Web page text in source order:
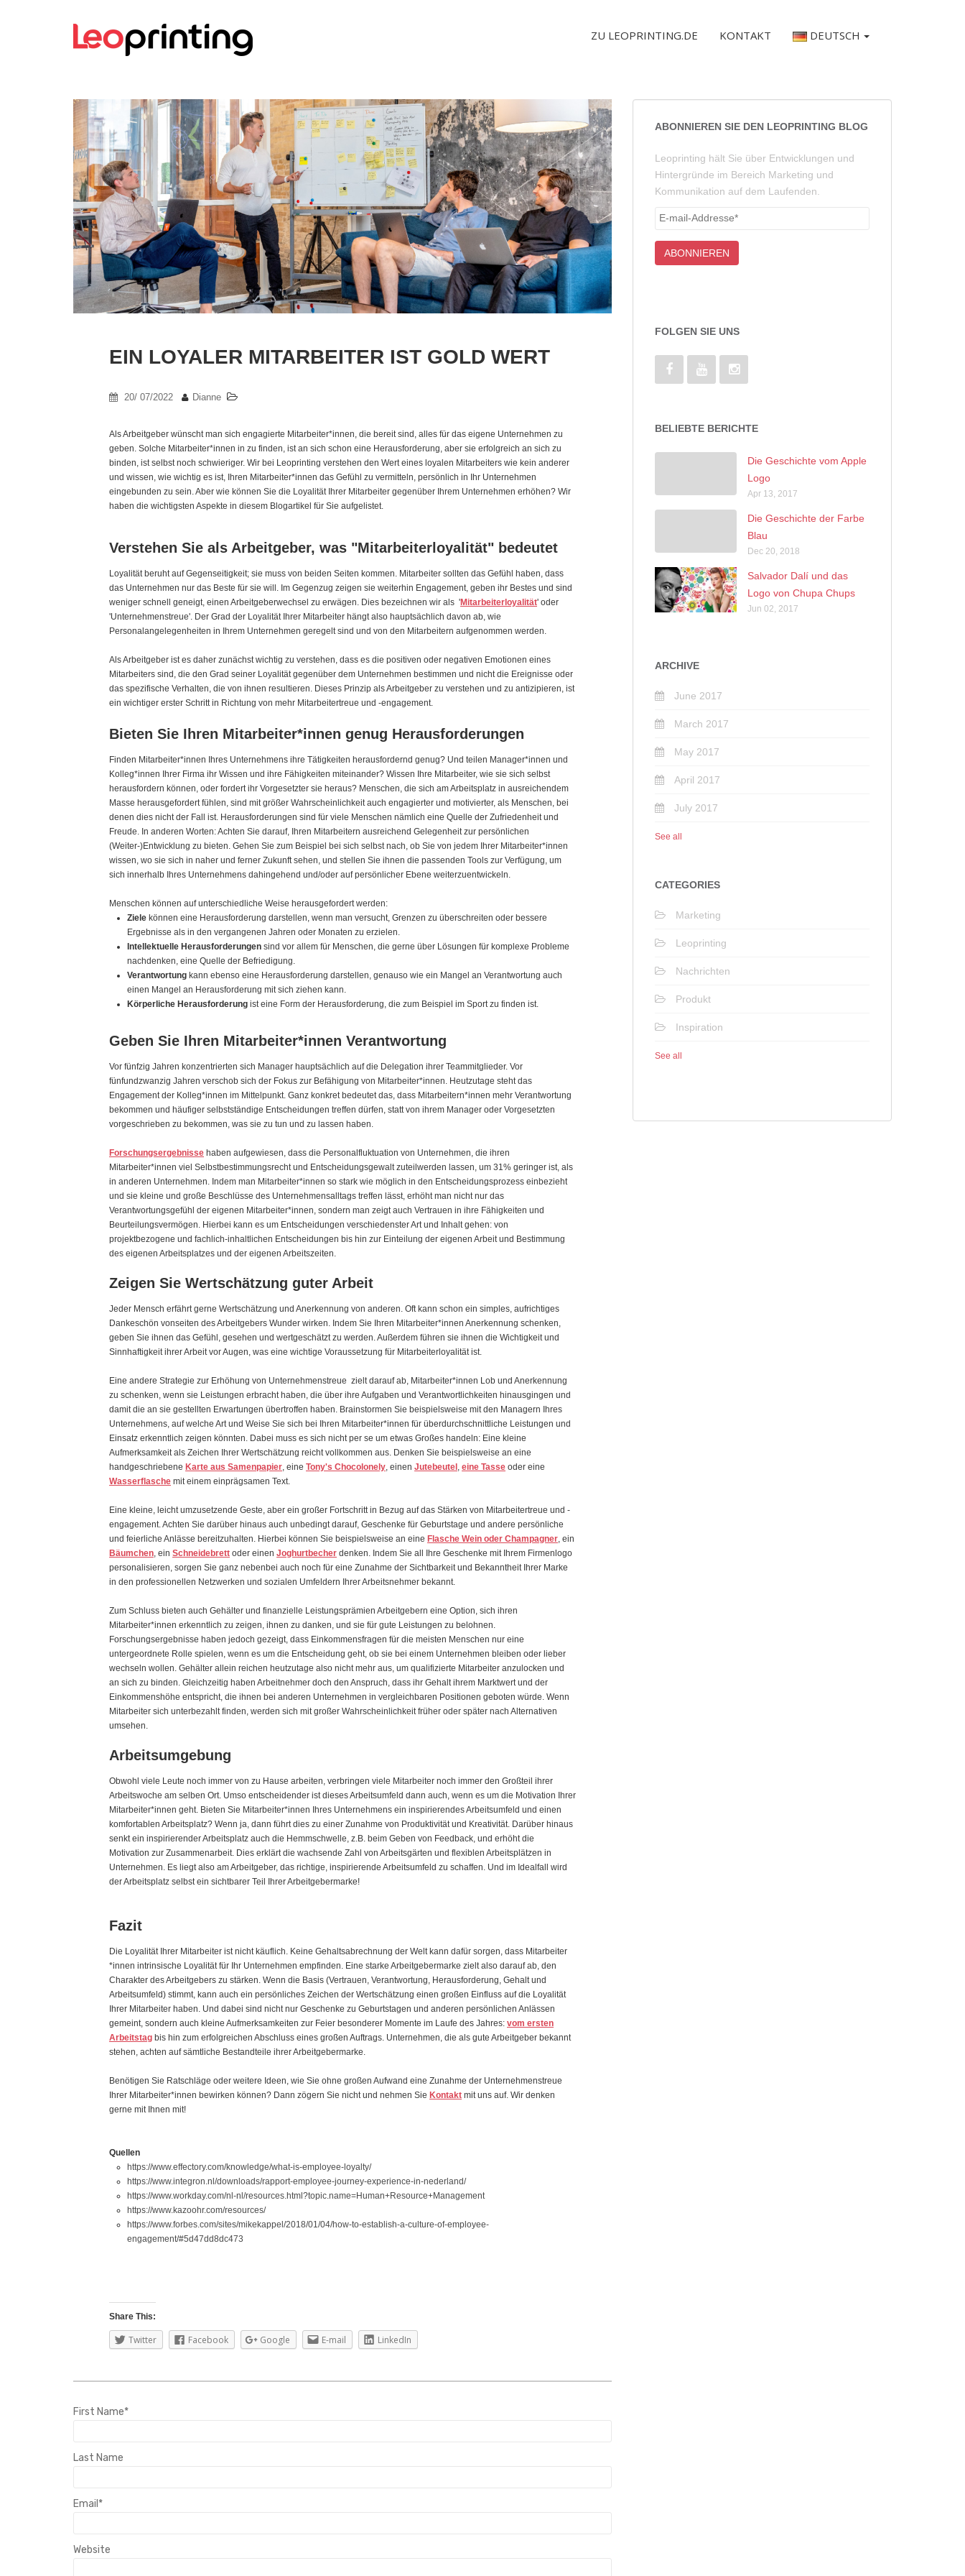
ZU LEOPRINTING.DE KONTAKT DEUTSCH
EIN LOYALER MITARBEITER IST GOLD WERT
20/ 07/2022 Dianne
Als Arbeitgeber wünscht man sich engagierte Mitarbeiter*innen, die bereit sind, alles für das eigene Unternehmen zu
geben. Solche Mitarbeiter*innen in zu finden, ist an sich schon eine Herausforderung, aber sie erfolgreich an sich zu
binden, ist selbst noch schwieriger. Wir bei Leoprinting verstehen den Wert eines loyalen Mitarbeiters wie kein anderer
und wissen, wie wichtig es ist, Ihren Mitarbeiter*innen das Gefühl zu vermitteln, persönlich in Ihr Unternehmen
eingebunden zu sein. Aber wie können Sie die Loyalität Ihrer Mitarbeiter gegenüber Ihrem Unternehmen erhöhen? Wir
haben die wichtigsten Aspekte in diesem Blogartikel für Sie aufgelistet.
Verstehen Sie als Arbeitgeber, was "Mitarbeiterloyalität" bedeutet
Loyalität beruht auf Gegenseitigkeit; sie muss von beiden Seiten kommen. Mitarbeiter sollten das Gefühl haben, dass
das Unternehmen nur das Beste für sie will. Im Gegenzug zeigen sie weiterhin Engagement, geben ihr Bestes und sind
weniger schnell geneigt, einen Arbeitgeberwechsel zu erwägen. Dies bezeichnen wir als 'Mitarbeiterloyalität' oder
'Unternehmenstreue'. Der Grad der Loyalität Ihrer Mitarbeiter hängt also hauptsächlich davon ab, wie
Personalangelegenheiten in Ihrem Unternehmen geregelt sind und von den Mitarbeitern aufgenommen werden.
Als Arbeitgeber ist es daher zunächst wichtig zu verstehen, dass es die positiven oder negativen Emotionen eines
Mitarbeiters sind, die den Grad seiner Loyalität gegenüber dem Unternehmen bestimmen und nicht die Ereignisse oder
das spezifische Verhalten, die von ihnen resultieren. Dieses Prinzip als Arbeitgeber zu verstehen und zu antizipieren, ist
ein wichtiger erster Schritt in Richtung von mehr Mitarbeitertreue und -engagement.
Bieten Sie Ihren Mitarbeiter*innen genug Herausforderungen
Finden Mitarbeiter*innen Ihres Unternehmens ihre Tätigkeiten herausfordernd genug? Und teilen Manager*innen und
Kolleg*innen Ihrer Firma ihr Wissen und ihre Fähigkeiten miteinander? Wissen Ihre Mitarbeiter, wie sie sich selbst
herausfordern können, oder fordert ihr Vorgesetzter sie heraus? Menschen, die sich am Arbeitsplatz in ausreichendem
Masse herausgefordert fühlen, sind mit größer Wahrscheinlichkeit auch engagierter und motivierter, als Menschen, bei
denen dies nicht der Fall ist. Herausforderungen sind für viele Menschen nämlich eine Quelle der Zufriedenheit und
Freude. In anderen Worten: Achten Sie darauf, Ihren Mitarbeitern ausreichend Gelegenheit zur persönlichen
(Weiter-)Entwicklung zu bieten. Gehen Sie zum Beispiel bei sich selbst nach, ob Sie von jedem Ihrer Mitarbeiter*innen
wissen, wo sie sich in naher und ferner Zukunft sehen, und stellen Sie ihnen die passenden Tools zur Verfügung, um
sich innerhalb Ihres Unternehmens dahingehend und/oder auf persönlicher Ebene weiterzuentwickeln.
Menschen können auf unterschiedliche Weise herausgefordert werden:
Ziele können eine Herausforderung darstellen, wenn man versucht, Grenzen zu überschreiten oder bessere
Ergebnisse als in den vergangenen Jahren oder Monaten zu erzielen.
Intellektuelle Herausforderungen sind vor allem für Menschen, die gerne über Lösungen für komplexe Probleme
nachdenken, eine Quelle der Befriedigung.
Verantwortung kann ebenso eine Herausforderung darstellen, genauso wie ein Mangel an Verantwortung auch
einen Mangel an Herausforderung mit sich ziehen kann.
Körperliche Herausforderung ist eine Form der Herausforderung, die zum Beispiel im Sport zu finden ist.
Geben Sie Ihren Mitarbeiter*innen Verantwortung
Vor fünfzig Jahren konzentrierten sich Manager hauptsächlich auf die Delegation ihrer Teammitglieder. Vor
fünfundzwanzig Jahren verschob sich der Fokus zur Befähigung von Mitarbeiter*innen. Heutzutage steht das
Engagement der Kolleg*innen im Mittelpunkt. Ganz konkret bedeutet das, dass Mitarbeitern*innen mehr Verantwortung
bekommen und häufiger selbstständige Entscheidungen treffen dürfen, statt von ihrem Manager oder Vorgesetzten
vorgeschrieben zu bekommen, was sie zu tun und zu lassen haben.
Forschungsergebnisse haben aufgewiesen, dass die Personalfluktuation von Unternehmen, die ihren
Mitarbeiter*innen viel Selbstbestimmungsrecht und Entscheidungsgewalt zuteilwerden lassen, um 31% geringer ist, als
in anderen Unternehmen. Indem man Mitarbeiter*innen so stark wie möglich in den Entscheidungsprozess einbezieht
und sie kleine und große Beschlüsse des Unternehmensalltags treffen lässt, erhöht man nicht nur das
Verantwortungsgefühl der eigenen Mitarbeiter*innen, sondern man zeigt auch Vertrauen in ihre Fähigkeiten und
Beurteilungsvermögen. Hierbei kann es um Entscheidungen verschiedenster Art und Inhalt gehen: von
projektbezogene und fachlich-inhaltlichen Entscheidungen bis hin zur Einteilung der eigenen Arbeit und Bestimmung
des eigenen Arbeitsplatzes und der eigenen Arbeitszeiten.
Zeigen Sie Wertschätzung guter Arbeit
Jeder Mensch erfährt gerne Wertschätzung und Anerkennung von anderen. Oft kann schon ein simples, aufrichtiges
Dankeschön vonseiten des Arbeitgebers Wunder wirken. Indem Sie Ihren Mitarbeiter*innen Anerkennung schenken,
geben Sie ihnen das Gefühl, gesehen und wertgeschätzt zu werden. Außerdem führen sie ihnen die Wichtigkeit und
Sinnhaftigkeit ihrer Arbeit vor Augen, was eine wichtige Voraussetzung für Mitarbeiterloyalität ist.
Eine andere Strategie zur Erhöhung von Unternehmenstreue zielt darauf ab, Mitarbeiter*innen Lob und Anerkennung
zu schenken, wenn sie Leistungen erbracht haben, die über ihre Aufgaben und Verantwortlichkeiten hinausgingen und
damit die an sie gestellten Erwartungen übertroffen haben. Brainstormen Sie beispielsweise mit den Managern Ihres
Unternehmens, auf welche Art und Weise Sie sich bei Ihren Mitarbeiter*innen für überdurchschnittliche Leistungen und
Einsatz erkenntlich zeigen könnten. Dabei muss es sich nicht per se um etwas Großes handeln: Eine kleine
Aufmerksamkeit als Zeichen Ihrer Wertschätzung reicht vollkommen aus. Denken Sie beispielsweise an eine
handgeschriebene Karte aus Samenpapier , eine Tony's Chocolonely , einen Jutebeutel eine Tasse oder eine
Wasserflasche mit einem einprägsamen Text.
Eine kleine, leicht umzusetzende Geste, aber ein großer Fortschritt in Bezug auf das Stärken von Mitarbeitertreue und -
engagement. Achten Sie darüber hinaus auch unbedingt darauf, Geschenke für Geburtstage und andere persönliche
und feierliche Anlässe bereitzuhalten. Hierbei können Sie beispielsweise an eine Flasche Wein oder Champagner , ein
Bäumchen , ein Schneidebrett oder einen Joghurtbecher denken. Indem Sie all Ihre Geschenke mit Ihrem Firmenlogo
personalisieren, sorgen Sie ganz nebenbei auch noch für eine Zunahme der Sichtbarkeit und Bekanntheit Ihrer Marke
in den professionellen Netzwerken und sozialen Umfeldern Ihrer Arbeitsnehmer bekannt.
Zum Schluss bieten auch Gehälter und finanzielle Leistungsprämien Arbeitgebern eine Option, sich ihren
Mitarbeiter*innen erkenntlich zu zeigen, ihnen zu danken, und sie für gute Leistungen zu belohnen.
Forschungsergebnisse haben jedoch gezeigt, dass Einkommensfragen für die meisten Menschen nur eine
untergeordnete Rolle spielen, wenn es um die Entscheidung geht, ob sie bei einem Unternehmen bleiben oder lieber
wechseln wollen. Gehälter allein reichen heutzutage also nicht mehr aus, um qualifizierte Mitarbeiter anzulocken und
an sich zu binden. Gleichzeitig haben Arbeitnehmer doch den Anspruch, dass ihr Gehalt ihrem Marktwert und der
Einkommenshöhe entspricht, die ihnen bei anderen Unternehmen in vergleichbaren Positionen geboten würde. Wenn
Mitarbeiter sich unterbezahlt finden, werden sich mit großer Wahrscheinlichkeit früher oder später nach Alternativen
umsehen.
Arbeitsumgebung
Obwohl viele Leute noch immer von zu Hause arbeiten, verbringen viele Mitarbeiter noch immer den Großteil ihrer
Arbeitswoche am selben Ort. Umso entscheidender ist dieses Arbeitsumfeld dann auch, wenn es um die Motivation Ihrer
Mitarbeiter*innen geht. Bieten Sie Mitarbeiter*innen Ihres Unternehmens ein inspirierendes Arbeitsumfeld und einen
komfortablen Arbeitsplatz? Wenn ja, dann führt dies zu einer Zunahme von Produktivität und Kreativität. Darüber hinaus
senkt ein inspirierender Arbeitsplatz auch die Hemmschwelle, z.B. beim Geben von Feedback, und erhöht die
Motivation zur Zusammenarbeit. Dies erklärt die wachsende Zahl von Arbeitsgärten und flexiblen Arbeitsplätzen in
Unternehmen. Es liegt also am Arbeitgeber, das richtige, inspirierende Arbeitsumfeld zu schaffen. Und im Idealfall wird
der Arbeitsplatz selbst ein sichtbarer Teil Ihrer Arbeitgebermarke!
Fazit
Die Loyalität Ihrer Mitarbeiter ist nicht käuflich. Keine Gehaltsabrechnung der Welt kann dafür sorgen, dass Mitarbeiter
*innen intrinsische Loyalität für Ihr Unternehmen empfinden. Eine starke Arbeitgebermarke zielt also darauf ab, den
Charakter des Arbeitgebers zu stärken. Wenn die Basis (Vertrauen, Verantwortung, Herausforderung, Gehalt und
Arbeitsumfeld) stimmt, kann auch ein persönliches Zeichen der Wertschätzung einen großen Einfluss auf die Loyalität
Ihrer Mitarbeiter haben. Und dabei sind nicht nur Geschenke zu Geburtstagen und anderen persönlichen Anlässen
gemeint, sondern auch kleine Aufmerksamkeiten zur Feier besonderer Momente im Laufe des Jahres: vom ersten
Arbeitstag bis hin zum erfolgreichen Abschluss eines großen Auftrags. Unternehmen, die als gute Arbeitgeber bekannt
stehen, achten auf sämtliche Bestandteile ihrer Arbeitgebermarke.
Benötigen Sie Ratschläge oder weitere Ideen, wie Sie ohne großen Aufwand eine Zunahme der Unternehmenstreue
Ihrer Mitarbeiter*innen bewirken können? Dann zögern Sie nicht und nehmen Sie Kontakt mit uns auf. Wir denken
gerne mit Ihnen mit!
Quellen
https://www.effectory.com/knowledge/what-is-employee-loyalty/
https://www.integron.nl/downloads/rapport-employee-journey-experience-in-nederland/
https://www.workday.com/nl-nl/resources.html?topic.name=Human+Resource+Management
https://www.kazoohr.com/resources/
https://www.forbes.com/sites/mikekappel/2018/01/04/how-to-establish-a-culture-of-employee-
engagement/#5d47dd8dc473
Share This:
Twitter Facebook Google E-mail LinkedIn
First Name*
Last Name
Email *
Website
ABONNIEREN SIE DEN LEOPRINTING BLOG
Leoprinting hält Sie über Entwicklungen und
Hintergründe im Bereich Marketing und
Kommunikation auf dem Laufenden.
FOLGEN SIE UNS
BELIEBTE BERICHTE
Die Geschichte vom Apple
Logo
Apr 13, 2017
Die Geschichte der Farbe
Blau
Dec 20, 2018
Salvador Dalí und das
Logo von Chupa Chups
Jun 02, 2017
ARCHIVE
June 2017
March 2017
May 2017
April 2017
July 2017
See all
CATEGORIES
Marketing
Leoprinting
Nachrichten
Produkt
Inspiration
See all